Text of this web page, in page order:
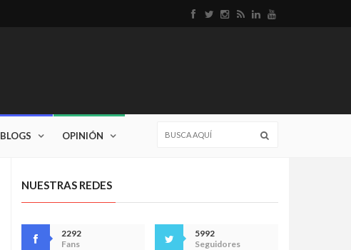
BLOGS OPINIÓN
NUESTRAS REDES
2292
Fans
5992
Seguidores